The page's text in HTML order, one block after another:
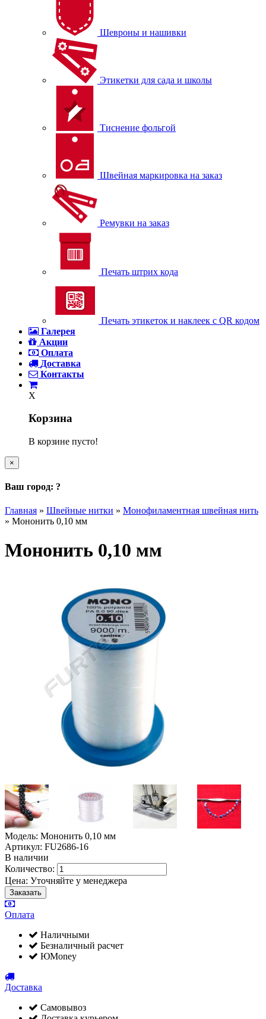
Шевроны и нашивки
Этикетки для сада и школы
Тиснение фольгой
Швейная маркировка на заказ
Ремувки на заказ
Печать штрих кода
Печать этикеток и наклеек с QR кодом
Галерея
Акции
Оплата
Доставка
Контакты
X
Корзина
В корзине пусто!
×
Ваш город: ?
Главная » Швейные нитки » Монофиламентная швейная нить
» Мононить 0,10 мм
Мононить 0,10 мм
Модель: Мононить 0,10 мм
Артикул: FU2686-16
В наличии
Количество:
Цена: Уточняйте у менеджера
Оплата
Наличными
Безналичный расчет
ЮMoney
Доставка
Самовывоз